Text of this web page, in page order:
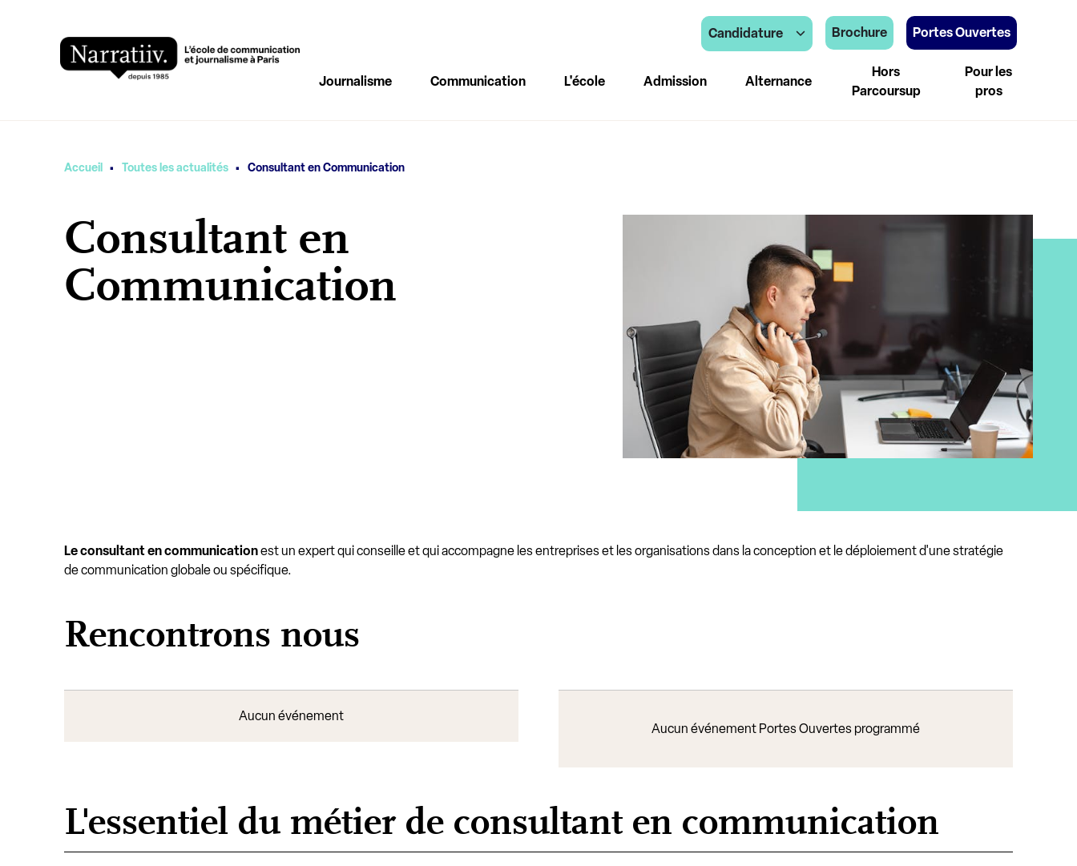
Vous êtes ici
Accueil · Toutes les actualités · Consultant en Communication
Consultant en
Communication
Le consultant en communicationest un expert qui conseille et qui accompagne les entreprises et les organisations dans la conception et le déploiement d'une stratégie
de communication globale ou spécifique.
Rencontrons nous
Aucun événement
Aucun événement Portes Ouvertes programmé
L'essentiel du métier de consultant en communication
Candidature Brochure Portes Ouvertes
Journalisme Communication L'école Admission Alternance
Hors
Parcoursup
Pour les
pros